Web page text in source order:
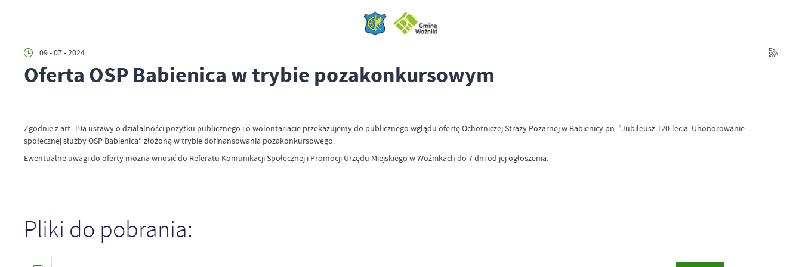
09 - 07 - 2024
Oferta OSP Babienica w trybie pozakonkursowym
Zgodnie z art. 19a ustawy o działalności pożytku publicznego i o wolontariacie przekazujemy do publicznego wglądu ofertę Ochotniczej Straży Pożarnej w Babienicy pn. "Jubileusz 120-lecia. Uhonorowanie
społecznej służby OSP Babienica" złożoną w trybie dofinansowania pozakonkursowego.
Ewentualne uwagi do oferty można wnosić do Referatu Komunikacji Społecznej i Promocji Urzędu Miejskiego w Woźnikach do 7 dni od jej ogłoszenia.
Pliki do pobrania: